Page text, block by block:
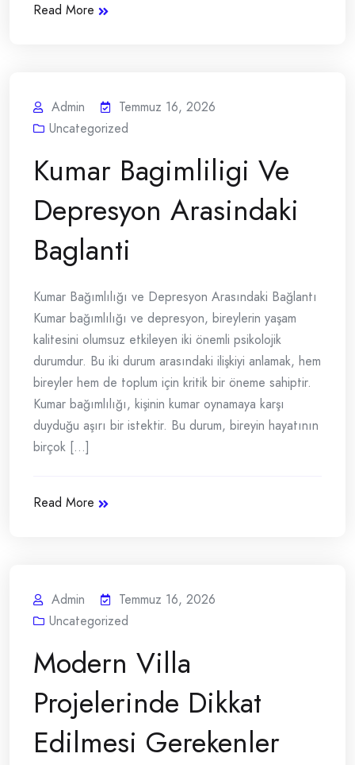
Read More
Admin
Temmuz 16, 2026
Uncategorized
Kumar Bagimliligi Ve
Depresyon Arasindaki
Baglanti
Kumar Bağımlılığı ve Depresyon Arasındaki Bağlantı
Kumar bağımlılığı ve depresyon, bireylerin yaşam
kalitesini olumsuz etkileyen iki önemli psikolojik
durumdur. Bu iki durum arasındaki ilişkiyi anlamak, hem
bireyler hem de toplum için kritik bir öneme sahiptir.
Kumar bağımlılığı, kişinin kumar oynamaya karşı
duyduğu aşırı bir istektir. Bu durum, bireyin hayatının
birçok [...]
Read More
Admin
Temmuz 16, 2026
Uncategorized
Modern Villa
Projelerinde Dikkat
Edilmesi Gerekenler